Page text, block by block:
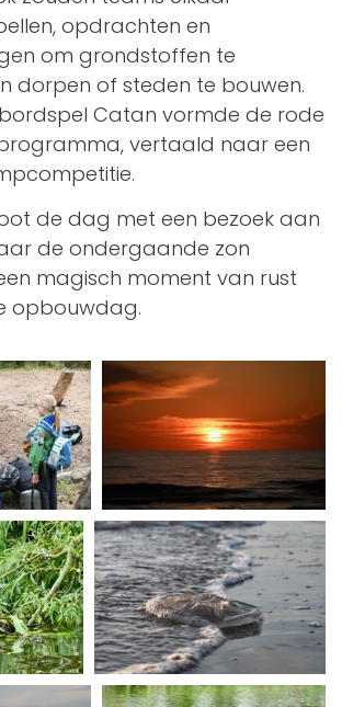
opdrachten en
om grondstoffen te
dorpen of steden te bouwen.
Catan vormde de rode
vertaald naar een
de dag met een bezoek aan
de ondergaande zon
magisch moment van rust
opbouwdag.